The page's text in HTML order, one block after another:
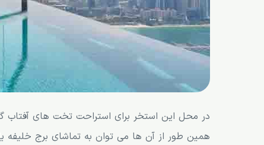
در محل این استخر برای استراحت تخت های آفتاب
همین طور از آن ها می توان به تماشای برج خلیفه